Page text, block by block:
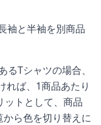
袖と半袖を別商品
Tシャツの場合、
れば、1商品あたり
ットとして、商品
ら色を切り替えに